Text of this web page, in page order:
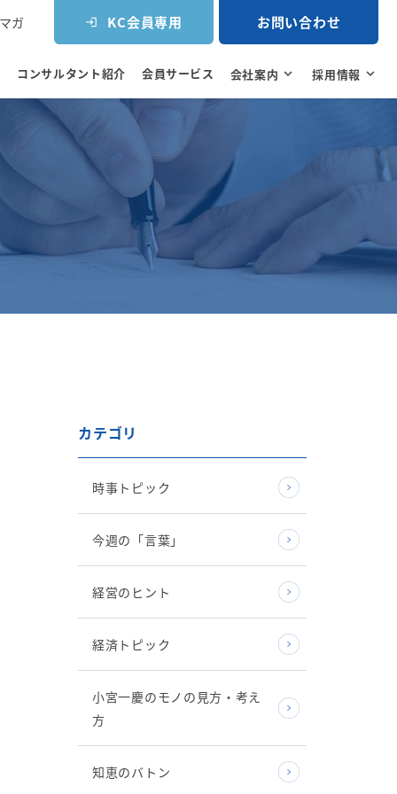
ガ login KC会員専用 お問い合わせ
コンサルタント紹介 会員サービス 会社案内 expand_more 採用情報 expand_more
カテゴリ
時事トピック
今週の「言葉」
経営のヒント
経済トピック
小宮一慶のモノの見方・考え
方
知恵のバトン